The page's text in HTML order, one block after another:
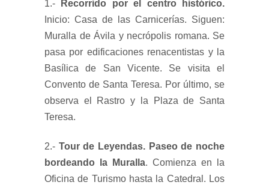
1.-
Recorrido por el centro histórico.
Inicio: Casa de las Carnicerías. Siguen:
Muralla de Ávila y necrópolis romana. Se
pasa por edificaciones renacentistas y la
Basílica de San Vicente. Se visita el
Convento de Santa Teresa. Por último, se
observa el Rastro y la Plaza de Santa
Teresa.
2.- Tour de Leyendas. Paseo de noche
bordeando la Muralla. Comienza en la
Oficina de Turismo hasta la Catedral. Los